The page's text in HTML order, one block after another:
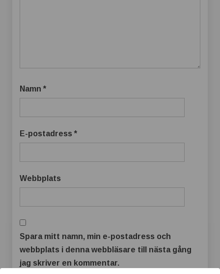
Namn *
E-postadress *
Webbplats
Spara mitt namn, min e-postadress och
webbplats i denna webbläsare till nästa gång
jag skriver en kommentar.